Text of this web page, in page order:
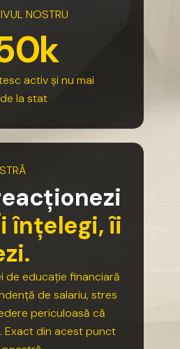
NOSTRU
0k
activ și nu mai
de la stat
eacționezi
i înțelegi,îi
zi.
de educație financiară
de salariu, stres
periculoasă că
Exact din acest punct